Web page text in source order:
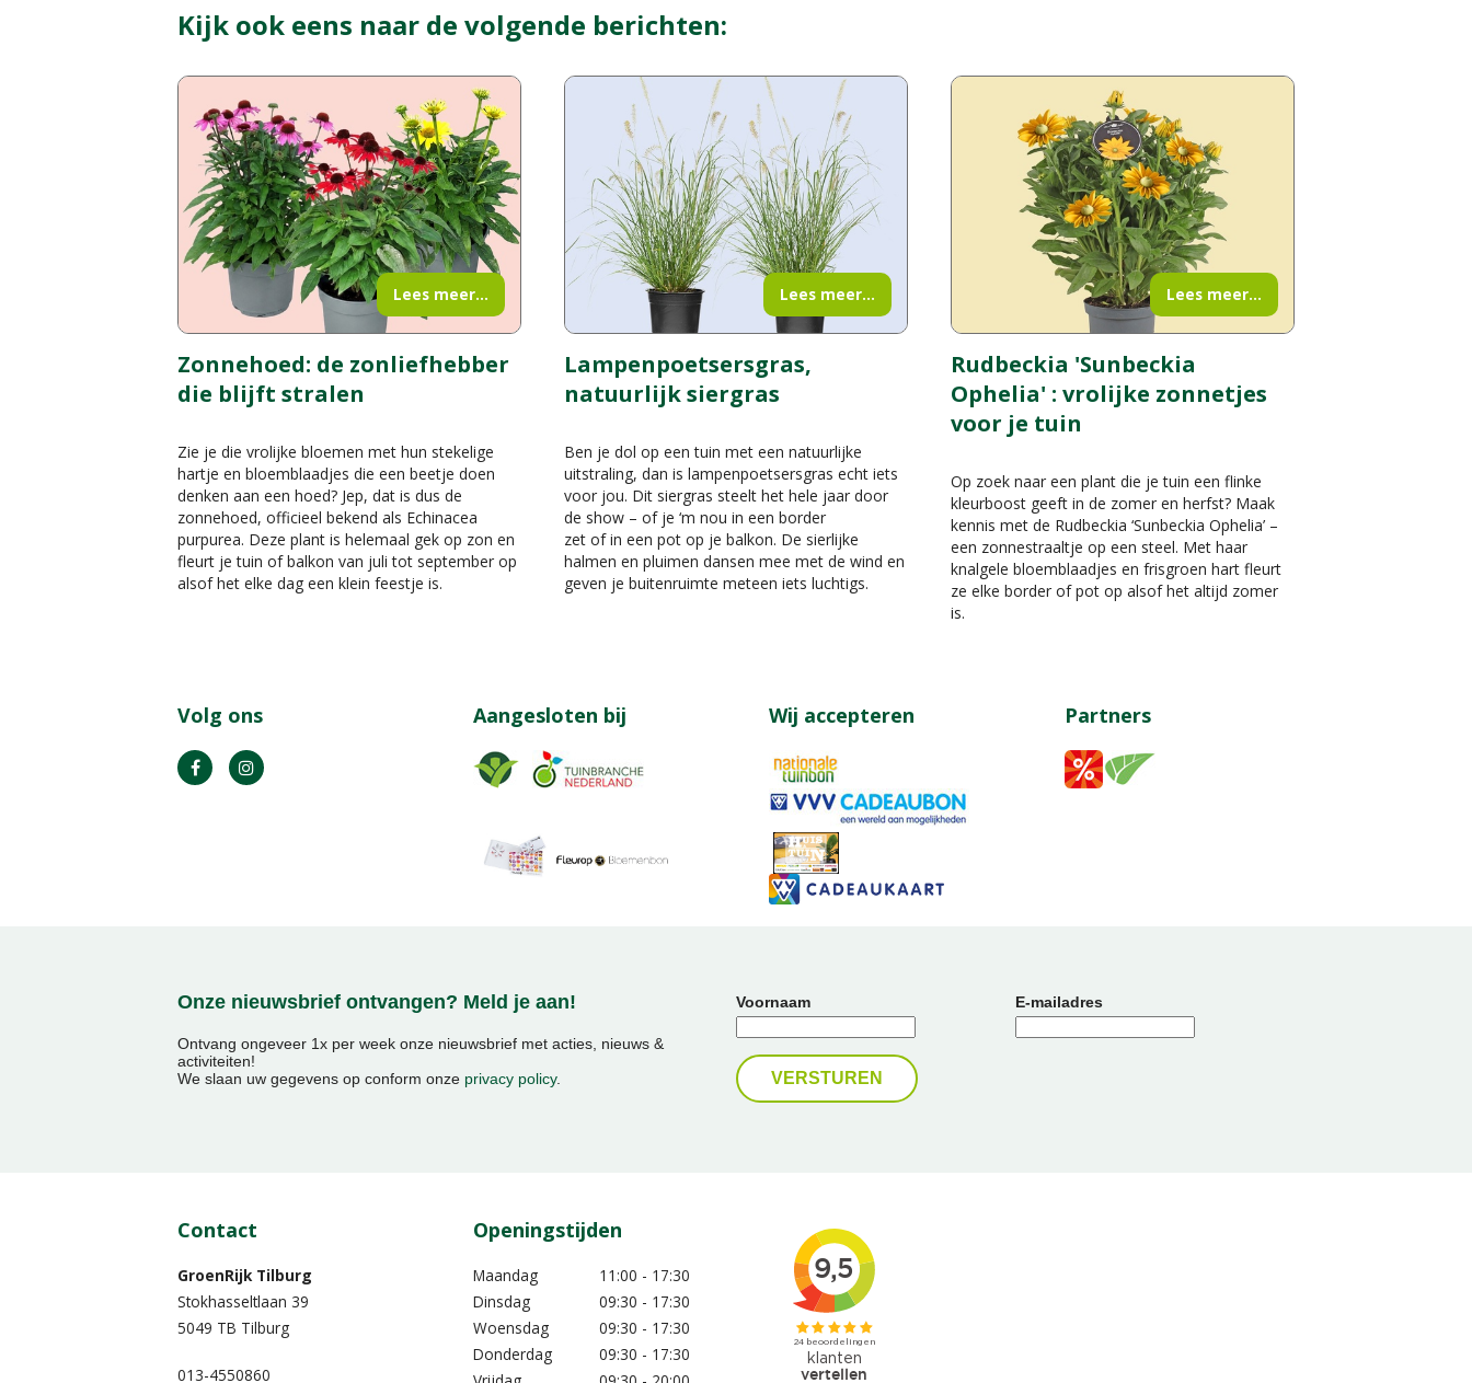
Kijk ook eens naar de volgende berichten:
Zonnehoed: de zonliefhebber
die blijft stralen
Zie je die vrolijke bloemen met hun stekelige
hartje en bloemblaadjes die een beetje doen
denken aan een hoed? Jep, dat is dus de
zonnehoed, officieel bekend als Echinacea
purpurea. Deze plant is helemaal gek op zon en
fleurt je tuin of balkon van juli tot september op
alsof het elke dag een klein feestje is.
Lees meer...
Lampenpoetsersgras,
natuurlijk siergras
Ben je dol op een tuin met een natuurlijke
uitstraling, dan is lampenpoetsersgras echt iets
voor jou. Dit siergras steelt het hele jaar door
de show – of je ‘m nou in een border
zet of in een pot op je balkon. De sierlijke
halmen en pluimen dansen mee met de wind en
geven je buitenruimte meteen iets luchtigs.
Lees meer...
Rudbeckia 'Sunbeckia
Ophelia' : vrolijke zonnetjes
voor je tuin
Op zoek naar een plant die je tuin een flinke
kleurboost geeft in de zomer en herfst? Maak
kennis met de Rudbeckia ‘Sunbeckia Ophelia’ –
een zonnestraaltje op een steel. Met haar
knalgele bloemblaadjes en frisgroen hart fleurt
ze elke border of pot op alsof het altijd zomer
is.
Lees meer...
Volg ons Aangesloten bij Wij accepteren Partners
Onze nieuwsbrief ontvangen? Meld je aan!
Ontvang ongeveer 1x per week onze nieuwsbrief met acties, nieuws &
activiteiten!
We slaan uw gegevens op conform onze privacy policy.
Voornaam E-mailadres
Contact
GroenRijk Tilburg
Stokhasseltlaan 39
5049 TB Tilburg
013-4550860
Openingstijden
Maandag
11:00 - 17:30
Dinsdag
09:30 - 17:30
Woensdag
09:30 - 17:30
Donderdag
09:30 - 17:30